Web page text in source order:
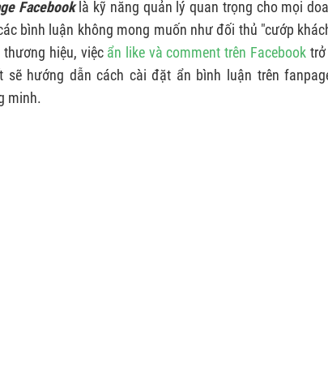
Facebooklà kỹ năng quản lý quan trọng cho mọi
bình luận không mong muốn như đối thủ "cướp
hiệu, việc ẩn like và comment trên Facebooktrở
hướng dẫn cách cài đặt ẩn bình luận trên
minh.